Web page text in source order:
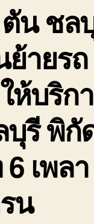
น ชล
ย้ายรถ
ห้บริก
รี พิกั
เพลา
น